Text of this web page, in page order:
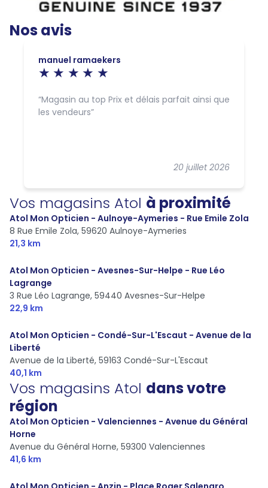
Nos avis
manuel ramaekers
20 juillet 2026
Magasin au top Prix et délais parfait ainsi que
les vendeurs
Vos magasins Atol à proximité
Atol Mon Opticien - Aulnoye-Aymeries - Rue Emile Zola
8 Rue Emile Zola, 59620 Aulnoye-Aymeries
21,3 km
Atol Mon Opticien - Avesnes-Sur-Helpe - Rue Léo
Lagrange
3 Rue Léo Lagrange, 59440 Avesnes-Sur-Helpe
22,9 km
Atol Mon Opticien - Condé-Sur-L'Escaut - Avenue de la
Liberté
Avenue de la Liberté, 59163 Condé-Sur-L'Escaut
40,1 km
Vos magasins Atol dans votre
région
Atol Mon Opticien - Valenciennes - Avenue du Général
Horne
Avenue du Général Horne, 59300 Valenciennes
41,6 km